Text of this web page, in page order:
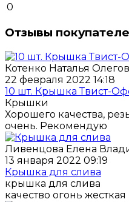
0
Отзывы
Котенко Наталья
22 февраля 2022 14:18
10 шт. Крышка Твист-
Крышки
Хорошего качества,
очень. Рекомендую
Ливенцова Елена
13 января 2022 09:19
Крышка для слива
крышка для слива
качество огонь